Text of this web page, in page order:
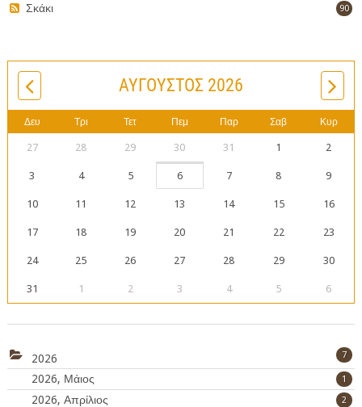
90
Σκάκι
ΑΎΓΟΥΣΤΟΣ 2026
Δευ Τρι Τετ Πεμ Παρ Σαβ Κυρ
27 28 29 30 31 1 2
3 4 5 6 7 8 9
10 11 12 13 14 15 16
17 18 19 20 21 22 23
24 25 26 27 28 29 30
31 1 2 3 4 5 6
2026 7
2026, Μάιος 1
2026, Απρίλιος 2